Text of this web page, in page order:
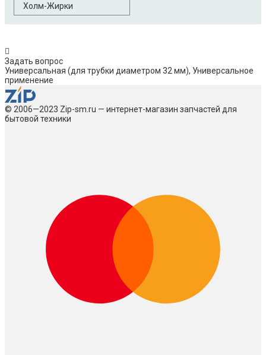
Холм-Жирки
Задать вопрос
Универсальная (для трубки диаметром 32 мм), Универсальное
применение
© 2006—2023 Zip-sm.ru — интернет-магазин запчастей для
бытовой техники